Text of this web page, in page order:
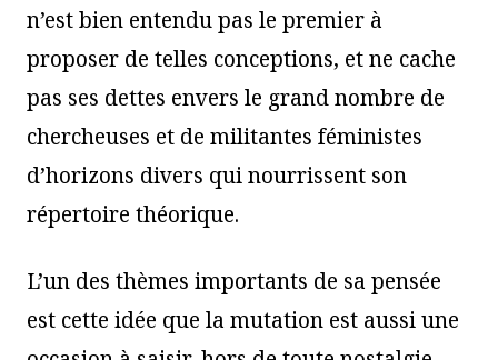
n’est bien entendu pas le premier à
proposer de telles conceptions, et ne cache
pas ses dettes envers le grand nombre de
chercheuses et de militantes féministes
d’horizons divers qui nourrissent son
répertoire théorique.
L’un des thèmes importants de sa pensée
est cette idée que la mutation est aussi une